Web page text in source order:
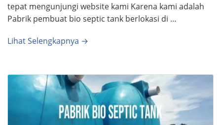
tepat mengunjungi website kami Karena kami adalah
Pabrik pembuat bio septic tank berlokasi di …
Lihat Selengkapnya →